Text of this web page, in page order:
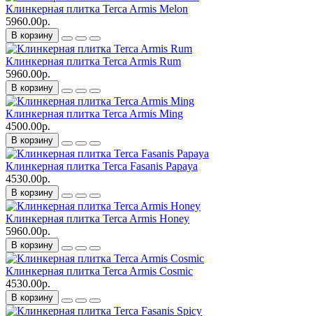
Клинкерная плитка Terca Armis Melon
5960.00р.
В корзину
Клинкерная плитка Terca Armis Rum
5960.00р.
В корзину
Клинкерная плитка Terca Armis Ming
4500.00р.
В корзину
Клинкерная плитка Terca Fasanis Papaya
4530.00р.
В корзину
Клинкерная плитка Terca Armis Honey
5960.00р.
В корзину
Клинкерная плитка Terca Armis Cosmic
4530.00р.
В корзину